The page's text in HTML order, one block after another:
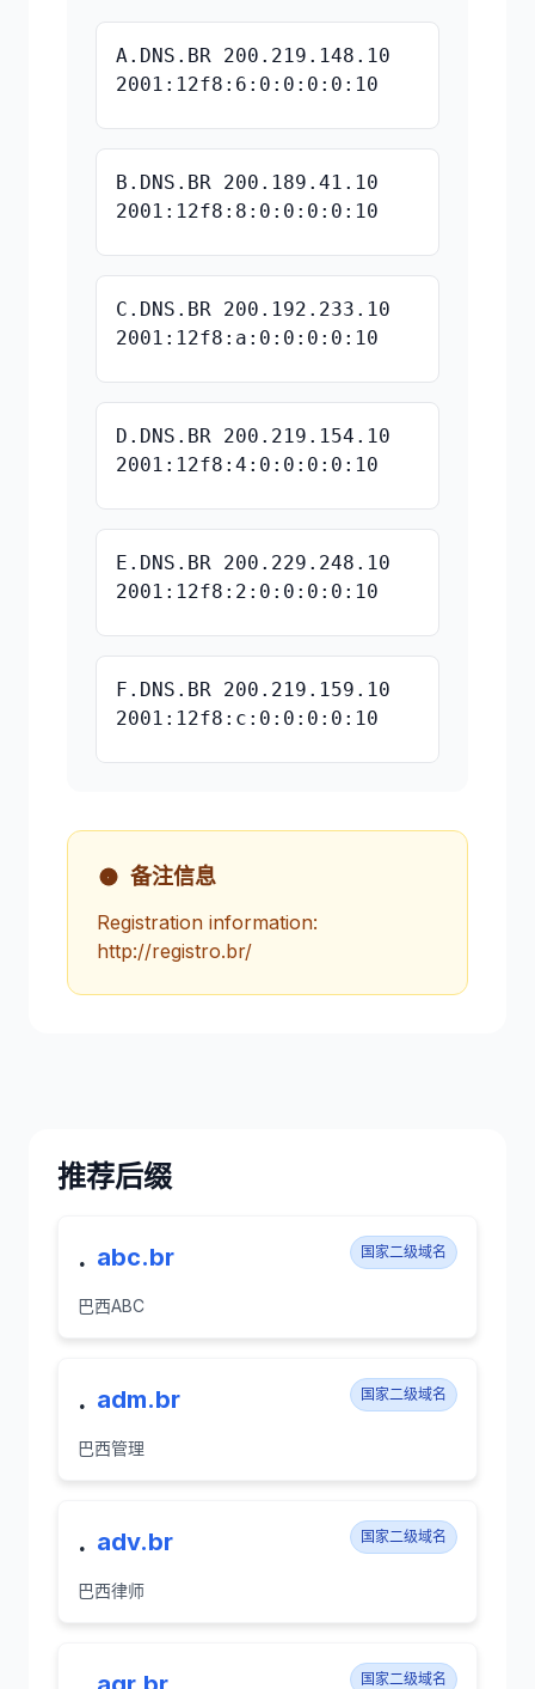
A.DNS.BR 200.219.148.10
2001:12f8:6:0:0:0:0:10
B.DNS.BR 200.189.41.10
2001:12f8:8:0:0:0:0:10
C.DNS.BR 200.192.233.10
2001:12f8:a:0:0:0:0:10
D.DNS.BR 200.219.154.10
2001:12f8:4:0:0:0:0:10
E.DNS.BR 200.229.248.10
2001:12f8:2:0:0:0:0:10
F.DNS.BR 200.219.159.10
2001:12f8:c:0:0:0:0:10
备注信息
Registration information:
http://registro.br/
推荐后缀
. abc.br 国家二级域名
巴西ABC
. adm.br 国家二级域名
巴西管理
. adv.br 国家二级域名
巴西律师
国家二级域名